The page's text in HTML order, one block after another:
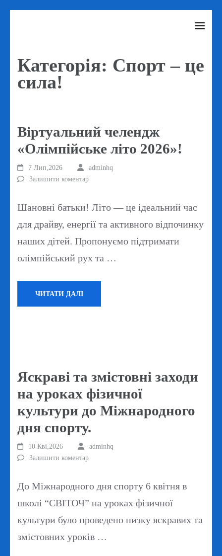
(натисніть
Enter)
Категорія: Спорт – це
сила!
Віртуальний челендж
«Олімпійське літо 2026»!
7 Лип,2026
adminhq
Залишити коментар
Шановні батьки! Літо — це ідеальний час
для драйву, енергії та активного відпочинку
наших дітей. Пропонуємо підтримати
олімпійський рух та …
ЧИТАТИ ДАЛІ
Яскраві та змістовні заходи
на уроках фізичної
культури до Міжнародного
дня спорту.
10 Кві,2026
adminhq
Залишити коментар
До Міжнародного дня спорту 6 квітня в
школі “СВІТОЧ” на уроках фізичної
культури було проведено низку яскравих та
змістовних уроків …